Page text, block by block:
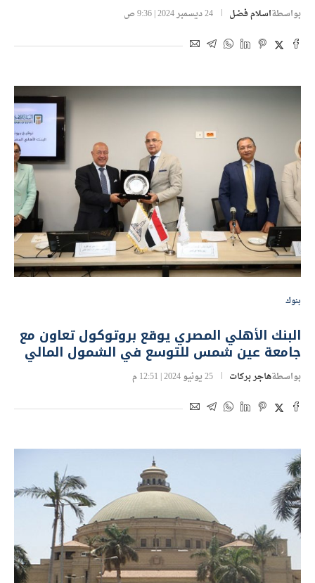
بواسطةاسلام فضل 24 ديسمبر 2024 | 9:36 ص
بنوك
البنك الأهلي المصري يوقع بروتوكول تعاون مع
جامعة عين شمس للتوسع في الشمول المالي
بواسطةهاجر بركات 25 يونيو 2024 | 12:51 م